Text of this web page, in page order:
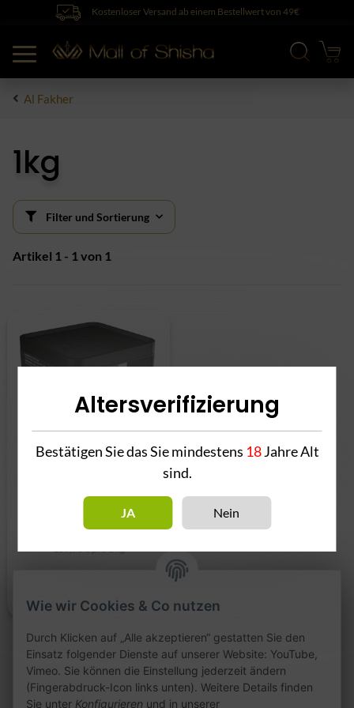
Kostenloser Versand ab einem Bestellwert von 49€
Al Fakher
1kg
Filter und Sortierung
Artikel 1 - 1 von 1
Double Crunch 1kg
109,90 €*
Artikel 1 - 1 von 1
Wie wir Cookies & Co nutzen
Durch Klicken auf „Alle akzeptieren“ gestatten Sie den
Einsatz folgender Dienste auf unserer Website: YouTube,
Vimeo. Sie können die Einstellung jederzeit ändern
(Fingerabdruck-Icon links unten). Weitere Details finden
Sie unter Konfigurieren und in unserer
Altersverifizierung
Bestätigen Sie das Sie mindestens 18Jahre Alt
sind.
JA Nein